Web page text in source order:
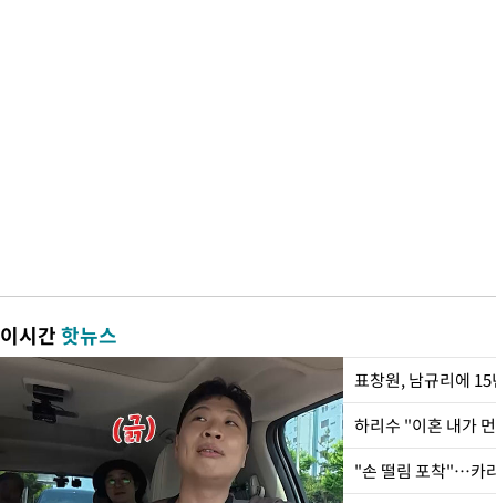
이시간핫뉴스
하리수 "이혼 내가
"손 떨림 포착"…카